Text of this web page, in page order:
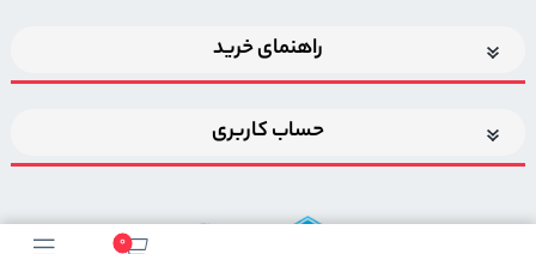
0
راهنمای خرید
حساب کاربری